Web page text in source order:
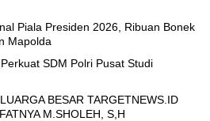
Piala Presiden 2026, Ribuan Bonek
Mapolda
SDM Polri Pusat Studi
BESAR TARGETNEWS.ID
M.SHOLEH, S,H